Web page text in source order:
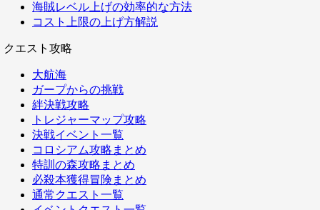
海賊レベル上げの効率的な方法
コスト上限の上げ方解説
クエスト攻略
大航海
ガープからの挑戦
絆決戦攻略
トレジャーマップ攻略
決戦イベント一覧
コロシアム攻略まとめ
特訓の森攻略まとめ
必殺本獲得冒険まとめ
通常クエスト一覧